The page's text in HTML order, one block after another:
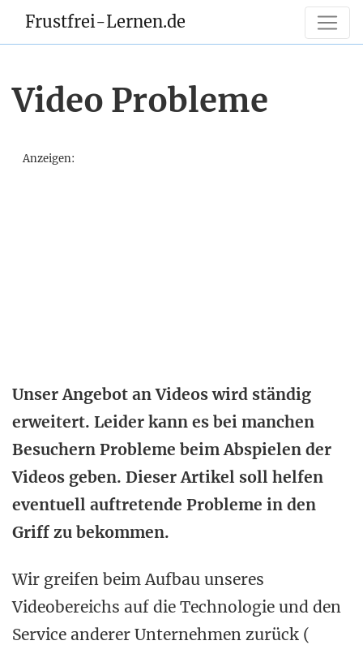
Frustfrei-Lernen.de
Video Probleme
Anzeigen:
Unser Angebot an Videos wird ständig
erweitert. Leider kann es bei manchen
Besuchern Probleme beim Abspielen der
Videos geben. Dieser Artikel soll helfen
eventuell auftretende Probleme in den
Griff zu bekommen.
Wir greifen beim Aufbau unseres
Videobereichs auf die Technologie und den
Service anderer Unternehmen zurück (